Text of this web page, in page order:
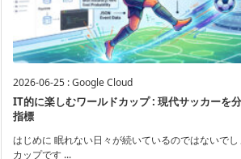
2026-06-25 :Google Cloud
IT的に楽しむワールドカップ : 現代サッカーを
指標
はじめに 眠れない日々が続いているのではないで
カップです ...